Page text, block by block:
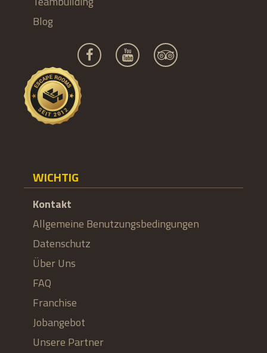
Blog
WICHTIG
Kontakt
Allgemeine Benutzungsbedingungen
Datenschutz
Über Uns
FAQ
Franchise
Jobangebot
Unsere Partner